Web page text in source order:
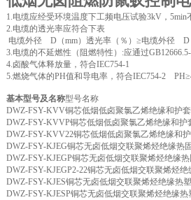
1.电缆应经受环境温度下工频电压试验3kV，5min
2.电缆的透光率应符合下表
电缆外径 D（mm）透光率（％）≥电缆外径 D
3.电缆的不延燃性（阻燃特性）:应通过
4.卤酸气体释放量，符合IEC754-1
5.燃烧气体的PH值和导电率，符合IEC754-2
基本型号及名称型号名称
DWZ-FSY-KVV铜芯低烟低卤聚氯乙烯绝缘和护套
DWZ-FSY-KVVP铜芯低烟低卤聚氯乙烯绝缘和
DWZ-FSY-KVV22铜芯低烟低卤聚氯乙烯绝缘和
DWZ-FSY-KJEG铜芯无卤低烟交联聚烯烃绝缘热
DWZ-FSY-KJEGP铜芯无卤低烟交联聚烯烃绝缘
DWZ-FSY-KJEGP2-22铜芯无卤低烟交联聚烯烃
DWZ-FSY-KJES铜芯无卤低烟交联聚烯烃绝缘热
DWZ-FSY-KJESP铜芯无卤低烟交联聚烯烃绝缘